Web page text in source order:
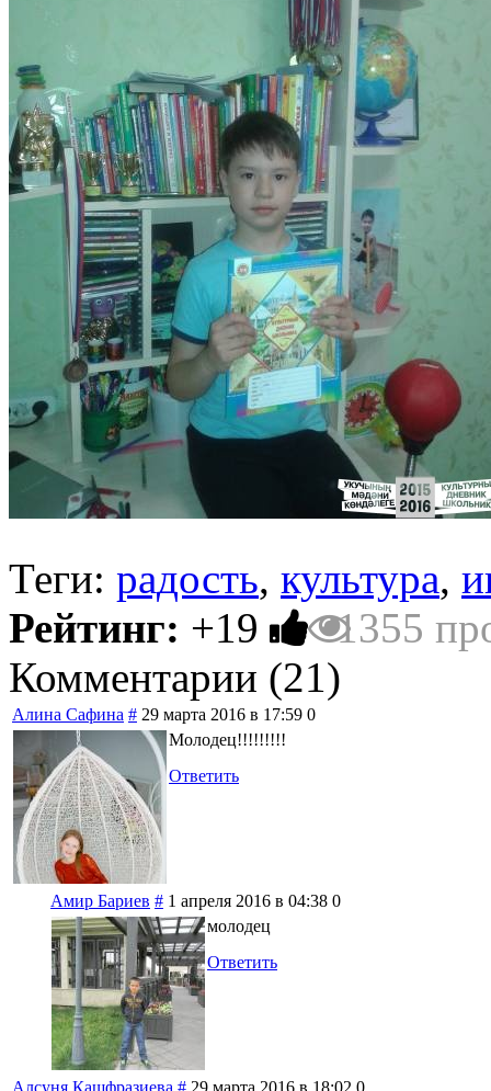
Теги: радость, культура,
Рейтинг: +19
1355
Комментарии (21 )
Алина Сафина # 29 марта 2016 в 17:59 0
Молодец!!!!!!!!!
Ответить
Амир Бариев # 1 апреля 2016 в 04:38 0
молодец
Ответить
Алсуня Кашфразиева # 29 марта 2016 в 18:02 0